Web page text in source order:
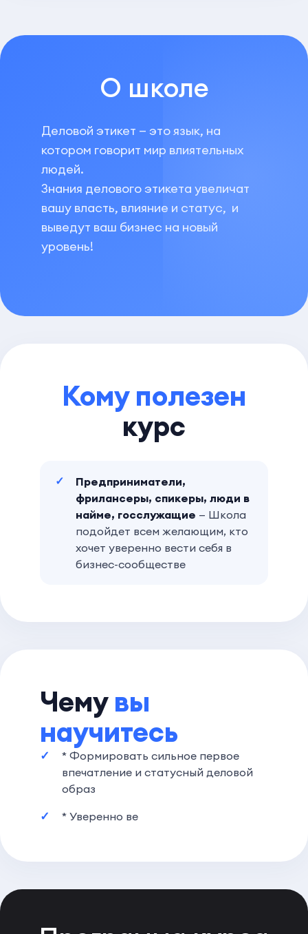
О школе
Деловой этикет — это язык, на
котором говорит мир влиятельных
людей.
Знания делового этикета увеличат
вашу власть, влияние и статус, и
выведут ваш бизнес на новый
уровень!
Кому полезен
курс
Предприниматели,
фрилансеры, спикеры, люди в
найме, госслужащие — Школа
подойдет всем желающим, кто
хочет уверенно вести себя в
бизнес-сообществе
Чемувы
научитесь
* Формировать сильное первое
впечатление и статусный деловой
образ
* Уверенно ве